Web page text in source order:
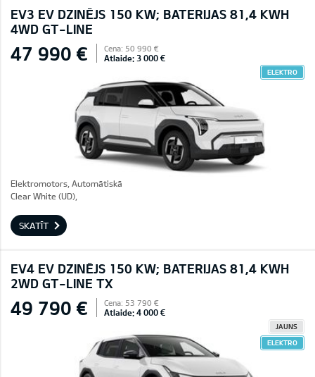
EV3 EV DZINĒJS 150 KW; BATERIJAS 81,4 KWH
4WD GT-LINE
47 990 € Cena: 50 990 €
Atlaide: 3 000 €
ELEKTRO
Elektromotors, Automātiskā
Clear White (UD),
SKATĪT
EV4 EV DZINĒJS 150 KW; BATERIJAS 81,4 KWH
2WD GT-LINE TX
49 790 € Cena: 53 790 €
Atlaide: 4 000 €
JAUNS
ELEKTRO